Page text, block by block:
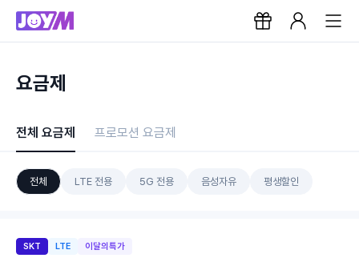
요금제
전체 요금제 프로모션 요금제
전체 LTE 전용 5G 전용 음성자유 평생할인
SKT LTE 이달의특가